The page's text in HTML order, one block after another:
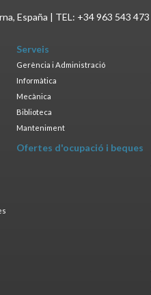
España | TEL: +34 963 543 473
Serveis
Gerència i Administració
Informàtica
Mecànica
Biblioteca
Manteniment
Ofertes d'ocupació i beques